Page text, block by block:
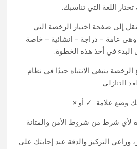
اللغة التي تناسبك.
إلى صفحة اختيار الرخصة التي
وهي عامة – دراجة – انشائية – خاصة
البدء في أخذ هذه الخطوة.
الرخصة ينبغي الانتباه جيدًا في نظام
التنازلي.
وضع علامة ✓ أو ×
لأي شرط من شروط الأمن والمتانة
وراعي التركيز والدقة عند إجابتك على